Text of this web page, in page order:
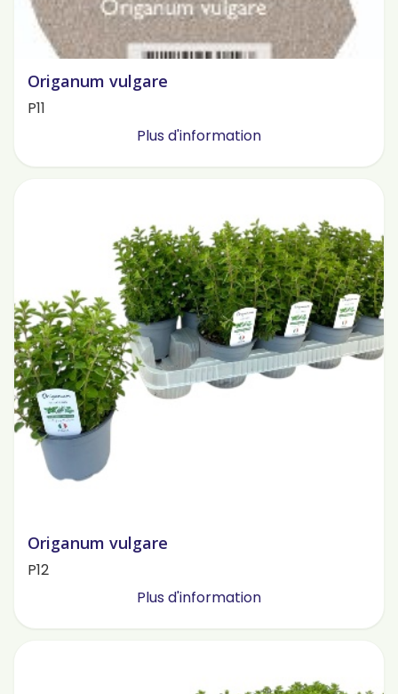
Origanum vulgare
P11
Plus d'information
Origanum vulgare
P12
Plus d'information